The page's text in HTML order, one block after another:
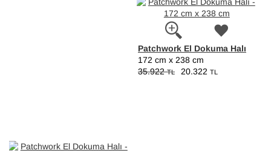
Patchwork El Dokuma Halı
172 cm x 238 cm
35.922TL 20.322 TL